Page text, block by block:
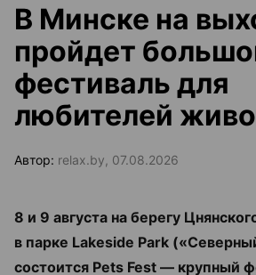
В Минске на
пройдет
фестиваль для
любителей
Автор: relax.by, 07.08.2026
8 и 9 августа на берегу
в парке Lakeside Park
состоится Pets Fest — крупный